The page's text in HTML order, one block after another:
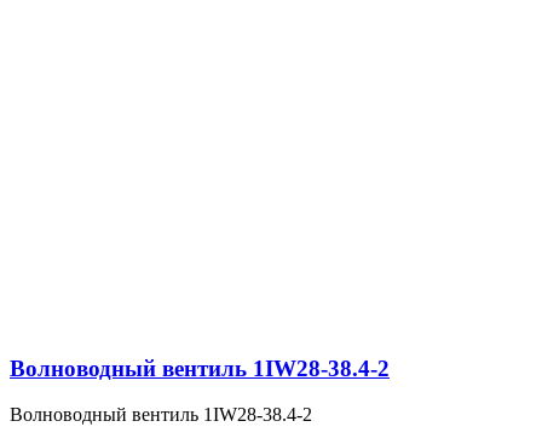
Волноводный вентиль 1IW28-38.4-2
Волноводный вентиль 1IW28-38.4-2